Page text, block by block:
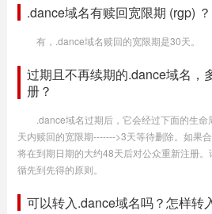
.dance域名有赎回宽限期 (rgp) ？
有，.dance域名赎回的宽限期是30天。
过期且不再续期的.dance域名，
册？
.dance域名过期后，它会经过下面的生
天内赎回的宽限期------->3天等待删除。如果
将在到期日期的大约48天后对公众重新注册
循先到先得的原则。
可以转入.dance域名吗？怎样转